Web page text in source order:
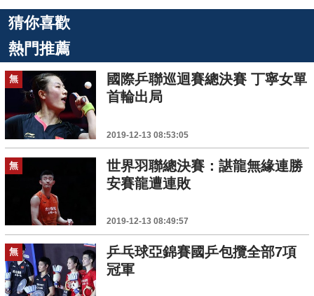
猜你喜歡
熱門推薦
無
國際乒聯巡迴賽總決賽 丁寧女單
首輪出局
2019-12-13 08:53:05
無
世界羽聯總決賽：諶龍無緣連勝
安賽龍遭連敗
2019-12-13 08:49:57
無
乒乓球亞錦賽國乒包攬全部7項
冠軍